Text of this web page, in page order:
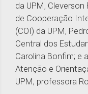
da UPM,
de Cooperação
(COI) da UPM,
Central dos
Carolina Bonfim; e
Atenção e
UPM, professora